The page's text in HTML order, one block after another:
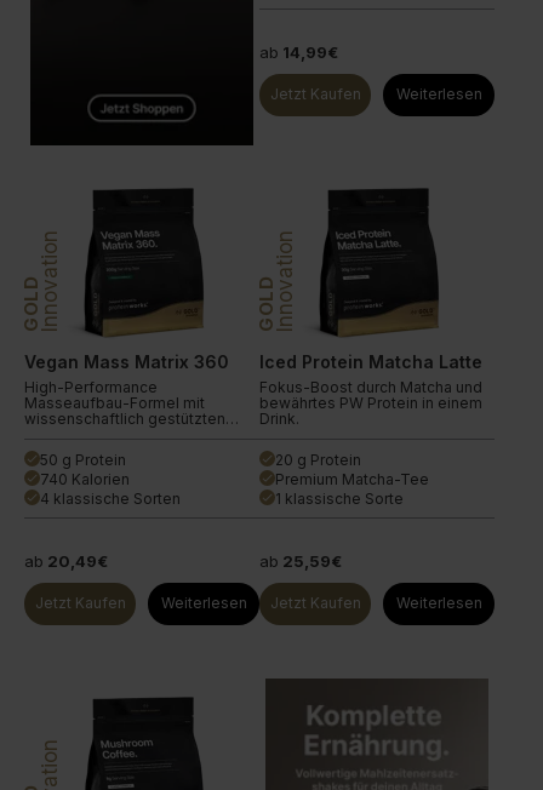
ab 14,99€
Jetzt Kaufen Weiterlesen
GOLDInnovation
Vegan Mass Matrix 360
High-Performance
Masseaufbau-Formel mit
wissenschaftlich gestützten
done 50 g Protein
done 740 Kalorien
done 4 klassische Sorten
ab 20,49€
Jetzt Kaufen Weiterlesen
GOLDInnovation
Iced Protein Matcha Latte
Fokus-Boost durch Matcha und
bewährtes PW Protein in einem
Drink.
done 20 g Protein
done Premium Matcha-Tee
done 1 klassische Sorte
ab 25,59€
Jetzt Kaufen Weiterlesen